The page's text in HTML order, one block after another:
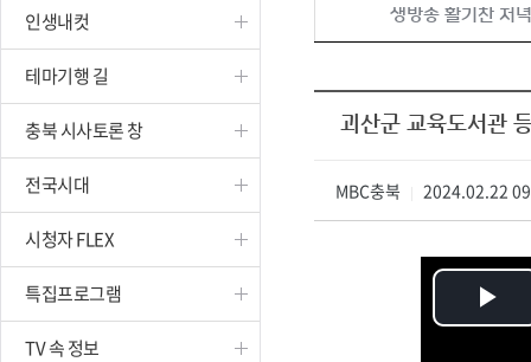
옥천
특집프로그램
종영프로그램
인생내컷
테마기행 길
충북 시사토론 창
전국시대
시청자 FLEX
특집프로그램
TV 속 정보
생방송 활기찬 저녁
괴산군 교육도서관
MBC충북 2024.02.22